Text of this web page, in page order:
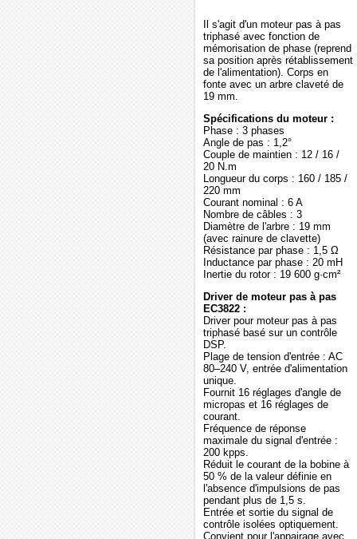
Il s'agit d'un moteur pas à pas
triphasé avec fonction de
mémorisation de phase (reprend
sa position après rétablissement
de l'alimentation). Corps en
fonte avec un arbre claveté de
19 mm.
Spécifications du moteur :
Phase : 3 phases
Angle de pas : 1,2°
Couple de maintien : 12 / 16 /
20 N.m
Longueur du corps : 160 / 185 /
220 mm
Courant nominal : 6 A
Nombre de câbles : 3
Diamètre de l'arbre : 19 mm
(avec rainure de clavette)
Résistance par phase : 1,5 Ω
Inductance par phase : 20 mH
Inertie du rotor : 19 600 g·cm²
Driver de moteur pas à pas
EC3822 :
Driver pour moteur pas à pas
triphasé basé sur un contrôle
DSP.
Plage de tension d'entrée : AC
80–240 V, entrée d'alimentation
unique.
Fournit 16 réglages d'angle de
micropas et 16 réglages de
courant.
Fréquence de réponse
maximale du signal d'entrée :
200 kpps.
Réduit le courant de la bobine à
50 % de la valeur définie en
l'absence d'impulsions de pas
pendant plus de 1,5 s.
Entrée et sortie du signal de
contrôle isolées optiquement.
Convient pour l'appairage avec